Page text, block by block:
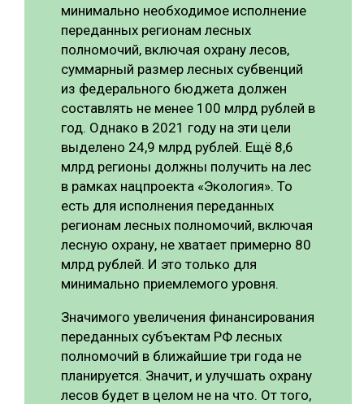
минимально необходимое исполнение
переданных регионам лесных
полномочий, включая охрану лесов,
суммарный размер лесных субвенций
из федерального бюджета должен
составлять не менее 100 млрд рублей в
год. Однако в 2021 году на эти цели
выделено 24,9 млрд рублей. Ещё 8,6
млрд регионы должны получить на лес
в рамках нацпроекта «Экология». То
есть для исполнения переданных
регионам лесных полномочий, включая
лесную охрану, не хватает примерно 80
млрд рублей. И это только для
минимально приемлемого уровня.
Значимого увеличения финансирования
переданных субъектам РФ лесных
полномочий в ближайшие три года не
планируется. Значит, и улучшать охрану
лесов будет в целом не на что. От того,